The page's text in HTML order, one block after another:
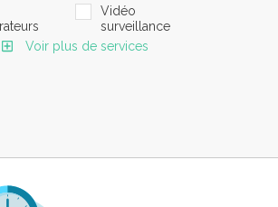
Vidéo
surveillance
Voir plus de services